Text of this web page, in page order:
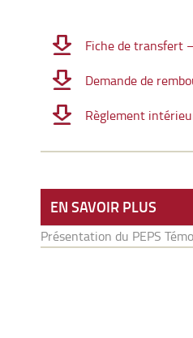
Fiche de transfert
Demande de
Règlement
EN SAVOIR PLUS
Présentation du PEPS